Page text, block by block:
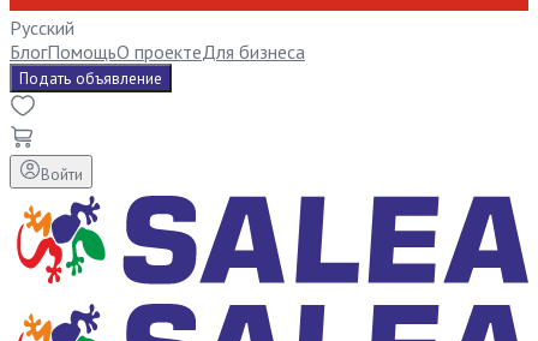
Русский
БлогПомощьО проектеДля бизнеса
Подать объявление
Войти